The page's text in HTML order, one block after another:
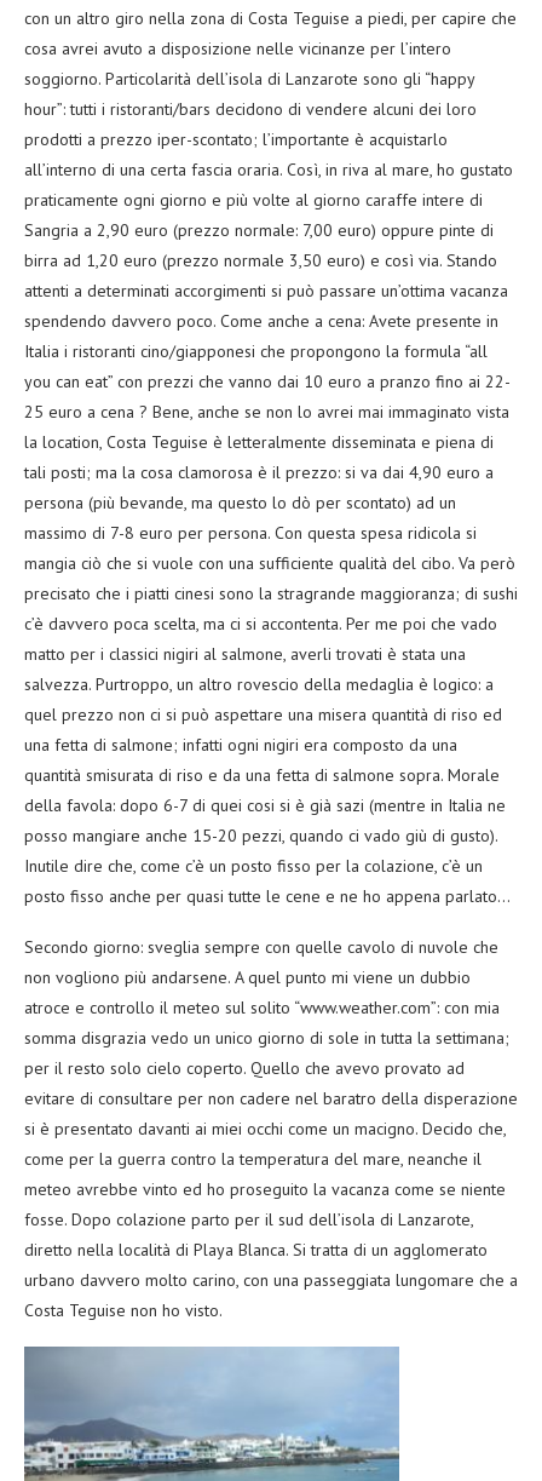
con un altro giro nella zona di Costa Teguise a piedi, per capire che
cosa avrei avuto a disposizione nelle vicinanze per l’intero
soggiorno. Particolarità dell’isola di Lanzarote sono gli “happy
hour”: tutti i ristoranti/bars decidono di vendere alcuni dei loro
prodotti a prezzo iper-scontato; l’importante è acquistarlo
all’interno di una certa fascia oraria. Così, in riva al mare, ho gustato
praticamente ogni giorno e più volte al giorno caraffe intere di
Sangria a 2,90 euro (prezzo normale: 7,00 euro) oppure pinte di
birra ad 1,20 euro (prezzo normale 3,50 euro) e così via. Stando
attenti a determinati accorgimenti si può passare un’ottima vacanza
spendendo davvero poco. Come anche a cena: Avete presente in
Italia i ristoranti cino/giapponesi che propongono la formula “all
you can eat” con prezzi che vanno dai 10 euro a pranzo fino ai 22-
25 euro a cena ? Bene, anche se non lo avrei mai immaginato vista
la location, Costa Teguise è letteralmente disseminata e piena di
tali posti; ma la cosa clamorosa è il prezzo: si va dai 4,90 euro a
persona (più bevande, ma questo lo dò per scontato) ad un
massimo di 7-8 euro per persona. Con questa spesa ridicola si
mangia ciò che si vuole con una sufficiente qualità del cibo. Va però
precisato che i piatti cinesi sono la stragrande maggioranza; di sushi
c’è davvero poca scelta, ma ci si accontenta. Per me poi che vado
matto per i classici nigiri al salmone, averli trovati è stata una
salvezza. Purtroppo, un altro rovescio della medaglia è logico: a
quel prezzo non ci si può aspettare una misera quantità di riso ed
una fetta di salmone; infatti ogni nigiri era composto da una
quantità smisurata di riso e da una fetta di salmone sopra. Morale
della favola: dopo 6-7 di quei cosi si è già sazi (mentre in Italia ne
posso mangiare anche 15-20 pezzi, quando ci vado giù di gusto).
Inutile dire che, come c’è un posto fisso per la colazione, c’è un
posto fisso anche per quasi tutte le cene e ne ho appena parlato…
Secondo giorno: sveglia sempre con quelle cavolo di nuvole che
non vogliono più andarsene. A quel punto mi viene un dubbio
atroce e controllo il meteo sul solito “www.weather.com”: con mia
somma disgrazia vedo un unico giorno di sole in tutta la settimana;
per il resto solo cielo coperto. Quello che avevo provato ad
evitare di consultare per non cadere nel baratro della disperazione
si è presentato davanti ai miei occhi come un macigno. Decido che,
come per la guerra contro la temperatura del mare, neanche il
meteo avrebbe vinto ed ho proseguito la vacanza come se niente
fosse. Dopo colazione parto per il sud dell’isola di Lanzarote,
diretto nella località di Playa Blanca. Si tratta di un agglomerato
urbano davvero molto carino, con una passeggiata lungomare che a
Costa Teguise non ho visto.